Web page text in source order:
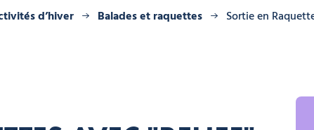
d’hiver Balades et raquettes Sortie en